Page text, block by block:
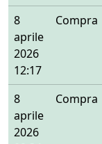
8
aprile
2026
12:17
Compra
8
aprile
2026
Compra